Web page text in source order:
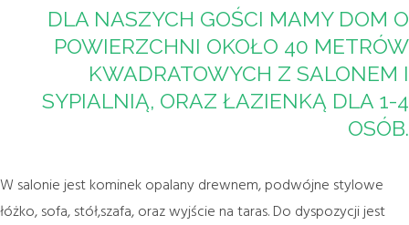
DLA NASZYCH GOŚCI MAMY DOM O
POWIERZCHNI OKOŁO 40 METRÓW
KWADRATOWYCH Z SALONEM I
SYPIALNIĄ, ORAZ ŁAZIENKĄ DLA 1-4
OSÓB.
W salonie jest kominek opalany drewnem, podwójne stylowe
łóżko, sofa, stół,szafa, oraz wyjście na taras. Do dyspozycji jest